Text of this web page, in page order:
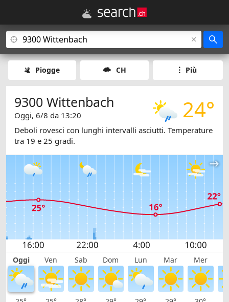
Piogge CH Più
24°
9300 Wittenbach
Oggi, 6/8 da 13:20
Deboli rovesci con lunghi intervalli asciutti. Temperature
tra 19 e 25 gradi.
Oggi Ven Sab Dom Lun Mar Mer